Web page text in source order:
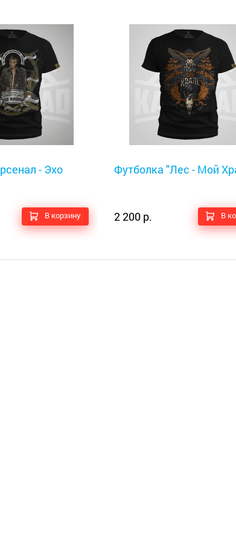
- Эхо
В корзину
Футболка "Лес - Мой
2 200 р. В